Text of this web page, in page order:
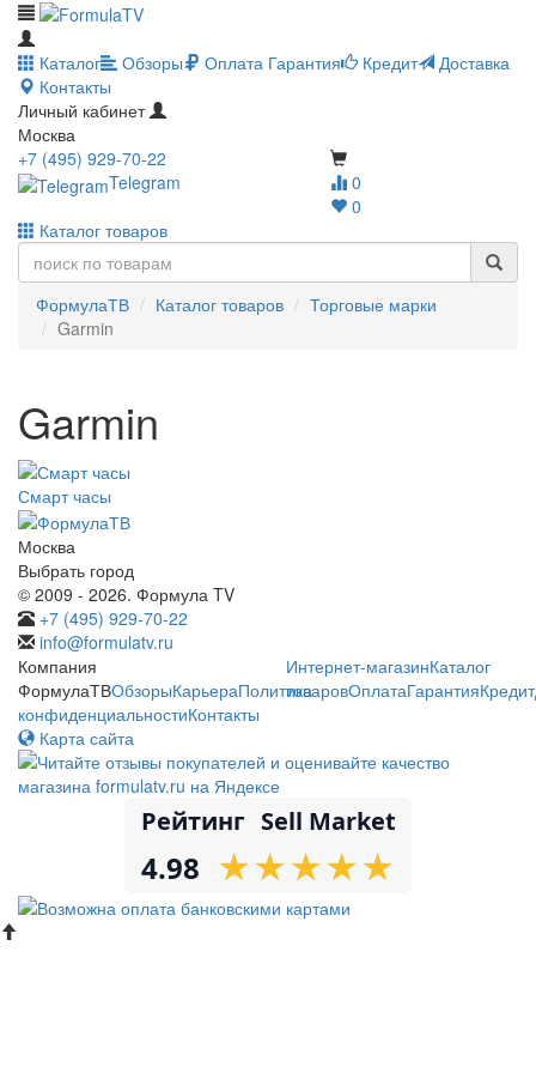
Каталог Обзоры Оплата Гарантия Кредит
Доставка
Контакты
Личный кабинет
Москва
0
0
+7 (495) 929-70-22
Telegram
Каталог товаров
ФормулаТВ Каталог товаров
Торговые марки
Garmin
Garmin
Смарт часы
Москва
Выбрать город
© 2009 - 2026. Формула TV
+7 (495) 929-70-22
info@formulatv.ru
Компания
ФормулаТВОбзорыКарьераПолитика
конфиденциальностиКонтакты
Интернет-магазинКаталог
товаровОплатаГарантияКредит
Карта сайта
Рейтинг Sell Market
4.98 ★
★★
★★
★★
★★
★